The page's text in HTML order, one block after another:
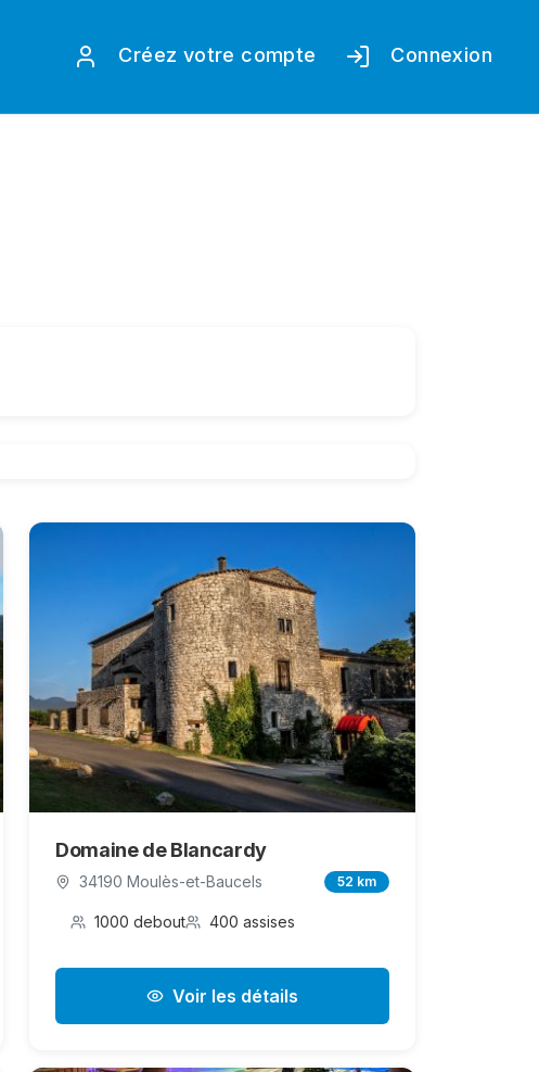
Créez votre compte Connexion
Domaine de Blancardy
34190 Moulès-et-Baucels 52 km
1000 debout 400 assises
Voir les détails